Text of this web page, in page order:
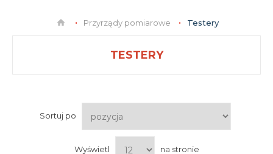
Przyrządy pomiarowe Testery
TESTERY
Sortuj po
Wyświetl na stronie